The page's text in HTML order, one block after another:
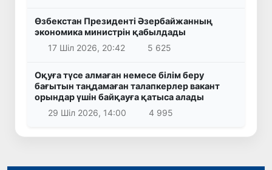
Өзбекстан Президенті Әзербайжанның
экономика министрін қабылдады
17 Шіл 2026, 20:42
5 625
Оқуға түсе алмаған немесе білім беру
бағытын таңдамаған талапкерлер вакант
орындар үшін байқауға қатыса алады
29 Шіл 2026, 14:00
4 995